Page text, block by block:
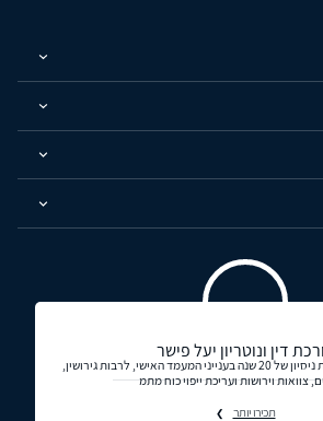
דין ונוטריון יעל פישר
עורכת דין ונוטריון בעלת ניסיון של 20 שנה בענייני המעמד האישי, לרבות גירושין,
צוואות וירושות ועריכת ייפוי כוח מתמ
תכירו יותר